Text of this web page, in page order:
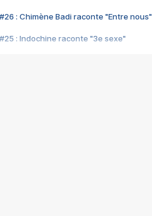
#26 : Chimène Badi raconte "Entre nous"
#25 : Indochine raconte "3e sexe"